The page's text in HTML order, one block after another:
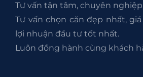
Tư vấn tận tâm, chuyên
Tư vấn chọn căn đẹp nhất,
lợi nhuận đầu tư tốt nhất.
Luôn đồng hành cùng khách